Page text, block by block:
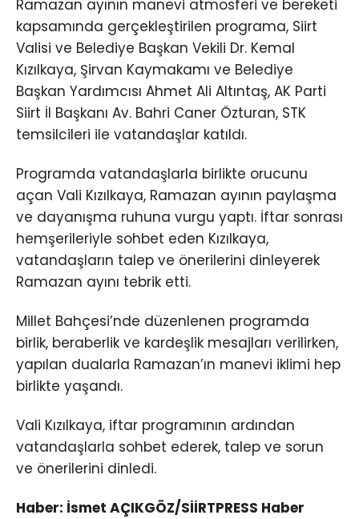
Ramazan ayının manevi atmosferi ve bereketi
kapsamında gerçekleştirilen programa, Siirt
Valisi ve Belediye Başkan Vekili Dr. Kemal
Kızılkaya, Şirvan Kaymakamı ve Belediye
Başkan Yardımcısı Ahmet Ali Altıntaş, AK Parti
Siirt İl Başkanı Av. Bahri Caner Özturan, STK
temsilcileri ile vatandaşlar katıldı.
Programda vatandaşlarla birlikte orucunu
açan Vali Kızılkaya, Ramazan ayının paylaşma
ve dayanışma ruhuna vurgu yaptı. İftar sonrası
hemşerileriyle sohbet eden Kızılkaya,
vatandaşların talep ve önerilerini dinleyerek
Ramazan ayını tebrik etti.
Millet Bahçesi’nde düzenlenen programda
birlik, beraberlik ve kardeşlik mesajları verilirken,
yapılan dualarla Ramazan’ın manevi iklimi hep
birlikte yaşandı.
Vali Kızılkaya, iftar programının ardından
vatandaşlarla sohbet ederek, talep ve sorun
ve önerilerini dinledi.
Haber: İsmet AÇIKGÖZ/SİİRTPRESS Haber